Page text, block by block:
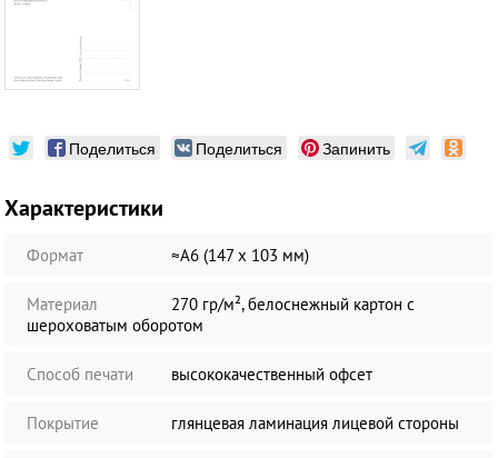
Поделиться Поделиться Запинить
Характеристики
Формат ≈А6 (147 х 103 мм)
Материал
270 гр/м², белоснежный картон с
шероховатым оборотом
Способ печати высококачественный офсет
Покрытие глянцевая ламинация лицевой стороны